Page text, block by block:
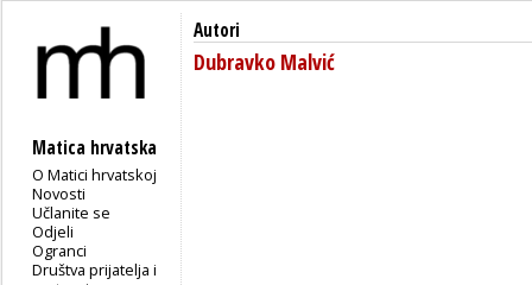
Matica hrvatska
O Matici hrvatskoj
Novosti
Učlanite se
Odjeli
Ogranci
Društva prijatelja i
Autori
Dubravko Malvić